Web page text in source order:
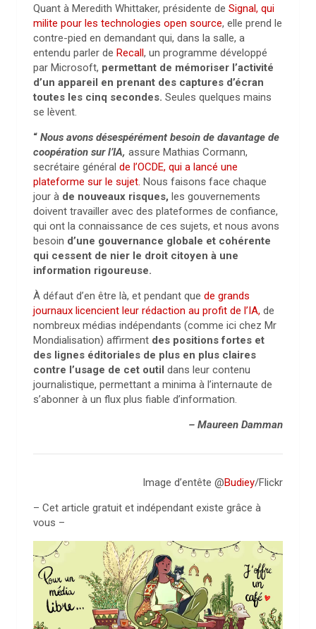
Quant à Meredith Whittaker, présidente de Signal, qui
milite pour les technologies open source, elle prend le
contre-pied en demandant qui, dans la salle, a
entendu parler de Recall, un programme développé
par Microsoft, permettant de mémoriser l’activité
d’un appareil en prenant des captures d’écran
toutes les cinq secondes. Seules quelques mains
se lèvent.
“ Nous avons désespérément besoin de davantage de
coopération sur l’IA, assure Mathias Cormann,
secrétaire général de l’OCDE, qui a lancé une
plateforme sur le sujet. Nous faisons face chaque
jour à de nouveaux risques, les gouvernements
doivent travailler avec des plateformes de confiance,
qui ont la connaissance de ces sujets, et nous avons
besoin d’une gouvernance globale et cohérente
qui cessent de nier le droit citoyen à une
information rigoureuse.
À défaut d’en être là, et pendant que de grands
journaux licencient leur rédaction au profit de l’IA, de
nombreux médias indépendants (comme ici chez Mr
Mondialisation) affirment des positions fortes et
des lignes éditoriales de plus en plus claires
contre l’usage de cet outil dans leur contenu
journalistique, permettant a minima à l’internaute de
s’abonner à un flux plus fiable d’information.
– Maureen Damman
Image d’entête @Budiey/Flickr
– Cet article gratuit et indépendant existe grâce à
vous –